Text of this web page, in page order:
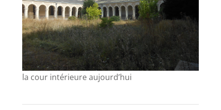
la cour intérieure aujourd’hui